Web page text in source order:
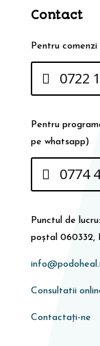
Contact
Pentru comenzi
0722
Pentru
pe whatsapp)
0774
Punctul de
poștal 060332,
Consultatii
Contactați-ne